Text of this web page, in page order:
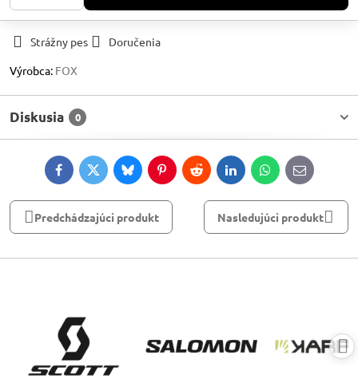
Strážny pes
Doručenia
Výrobca: FOX
Diskusia 0
FacebookTwitterBlueskyPinterestRedditLinkedInWhatsApp
E-
mail
Predchádzajúci produkt Nasledujúci produkt